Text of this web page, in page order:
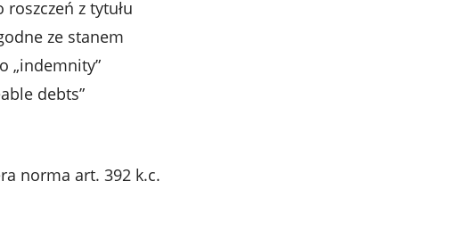
z tytułu
ze stanem
„indemnity”
debts”
norma art. 392 k.c.